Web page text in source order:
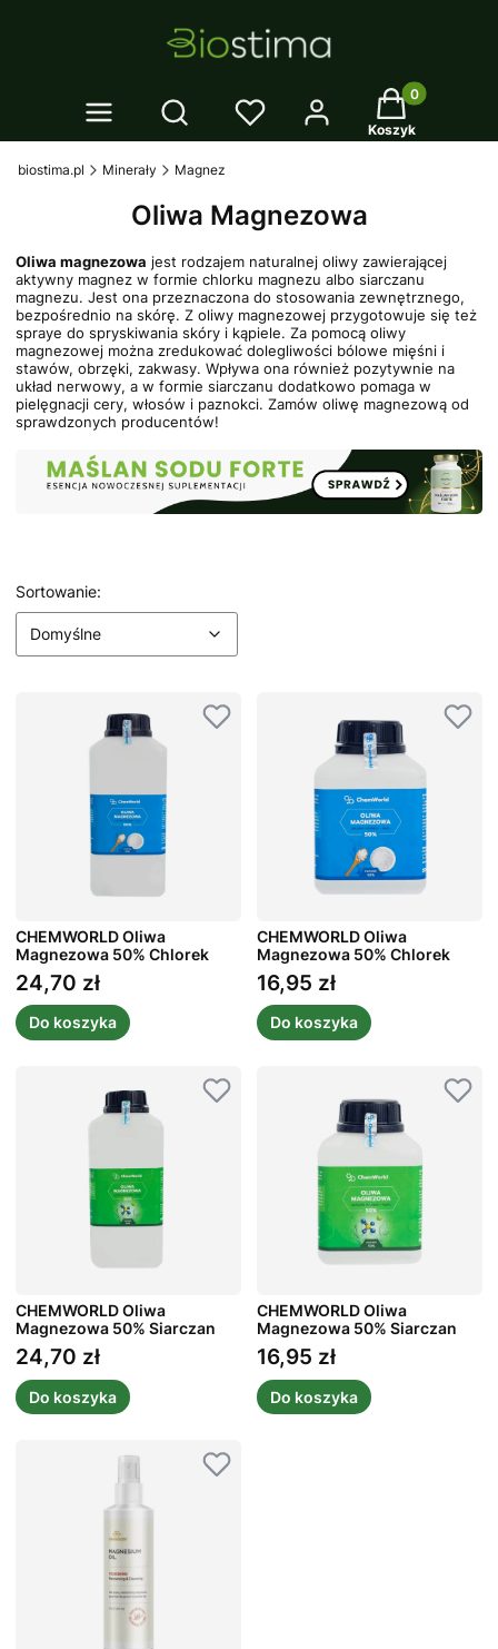
Otwórz wyszukiwarkę Twój koszyk:
Koszyk
biostima.pl Minerały Magnez
Oliwa Magnezowa
Oliwa magnezowa jest rodzajem naturalnej oliwy zawierającej
aktywny magnez w formie chlorku magnezu albo siarczanu
magnezu. Jest ona przeznaczona do stosowania zewnętrznego,
bezpośrednio na skórę. Z oliwy magnezowej przygotowuje się też
spraye do spryskiwania skóry i kąpiele. Za pomocą oliwy
magnezowej można zredukować dolegliwości bólowe mięśni i
stawów, obrzęki, zakwasy. Wpływa ona również pozytywnie na
układ nerwowy, a w formie siarczanu dodatkowo pomaga w
pielęgnacji cery, włosów i paznokci. Zamów oliwę magnezową od
sprawdzonych producentów!
Lista produktów
Sortowanie:Domyślne
Domyślne
CHEMWORLD Oliwa
Magnezowa 50% Chlorek
1000 ml
Cena
24,70 zł
Do koszyka
CHEMWORLD Oliwa
Magnezowa 50% Chlorek
500 ml
Cena
16,95 zł
Do koszyka
CHEMWORLD Oliwa
Magnezowa 50% Siarczan
1000 ml
Cena
24,70 zł
Do koszyka
CHEMWORLD Oliwa
Magnezowa 50% Siarczan
500 ml
Cena
16,95 zł
Do koszyka